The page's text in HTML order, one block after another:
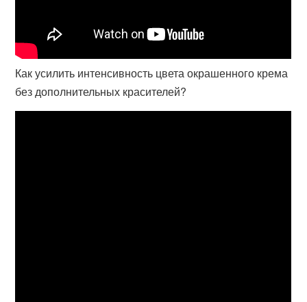
Как усилить интенсивность цвета окрашенного крема
без дополнительных красителей?